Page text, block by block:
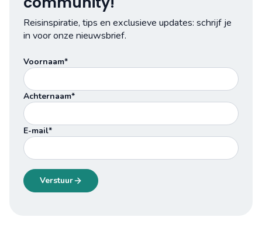
Reisinspiratie, tips en exclusieve updates: schrijf je
in voor onze nieuwsbrief.
Voornaam*
Achternaam*
E-mail*
Verstuur